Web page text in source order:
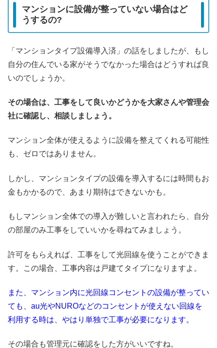
マンションに設備が整っていない場合はど
うするの?
「マンションタイプ設備導入済」の話をしましたが、もし
自分の住んでいる家がそうでなかった場合はどうすれば良
いのでしょうか。
その場合は、工事をして良いかどうかを大家さんや管理会
社に確認し、相談しましょう。
マンション全体が使えるように設備を整えてくれる可能性
も、ゼロではありません。
しかし、マンションタイプの設備を導入するには時間もお
金もかかるので、あまり期待はできないかも。
もしマンション全体での導入が難しいと言われたら、自分
の部屋のみ工事をしていいかを尋ねてみましょう。
許可をもらえれば、工事をして光回線を使うことができま
す。この場合、工事内容は戸建てタイプになりますよ。
また、マンション内に光回線コンセントの設備が整ってい
ても、au光やNUROなどのコンセントが使えない回線を
利用する時は、やはり単独で工事が必要になります。
その場合も管理元に確認をした方がいいですね。